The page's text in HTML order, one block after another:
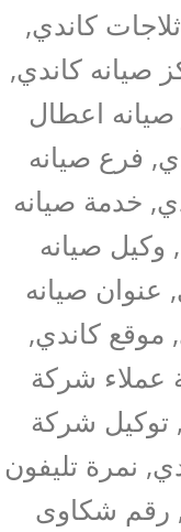
كاندي,
صيانه كاندي,
اعطال
فرع صيانه
خدمة صيانه
وكيل صيانه
عنوان صيانه
موقع كاندي,
عملاء شركة
توكيل شركة
نمرة تليفون
رقم شكاوى